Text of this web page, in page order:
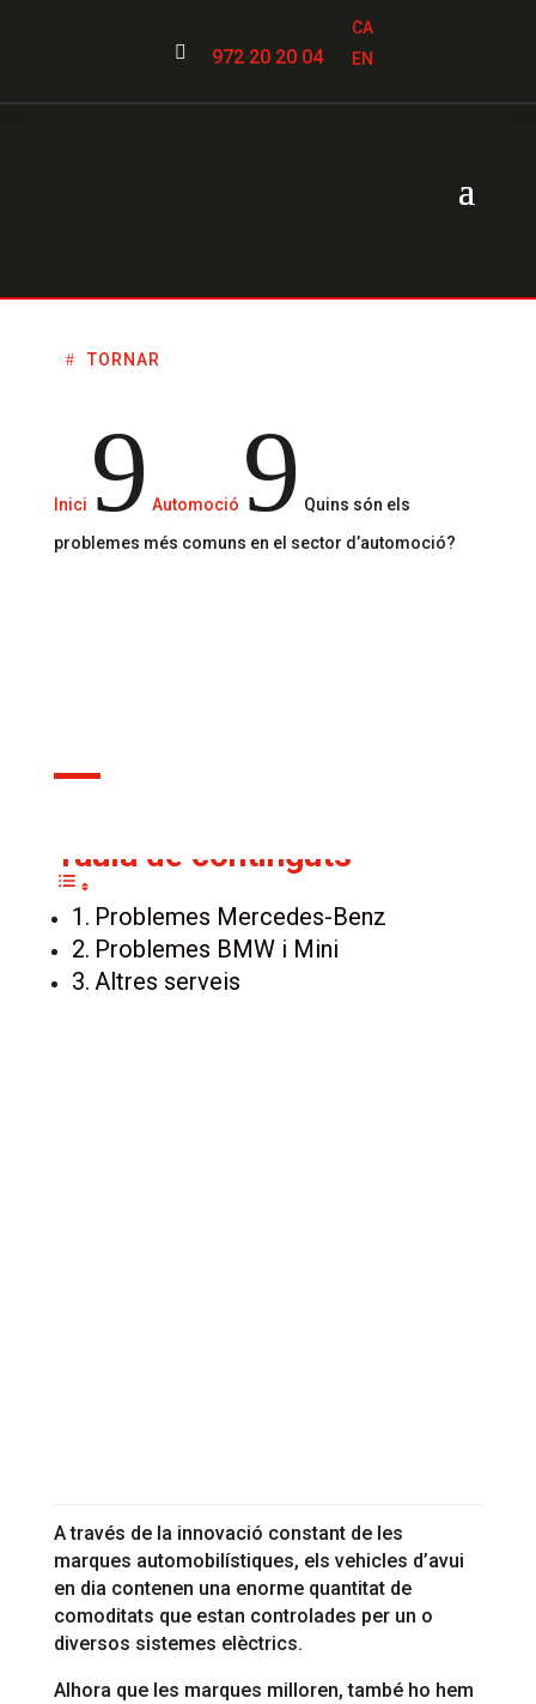
 972 20 20 04
CA
EN
TORNAR
Inici 9 Automoció 9 Quins són els
problemes més comuns en el sector d’automoció?
Taula de continguts
Problemes Mercedes-Benz
Problemes BMW i Mini
Altres serveis
A través de la innovació constant de les
marques automobilístiques, els vehicles d’avui
en dia contenen una enorme quantitat de
comoditats que estan controlades per un o
diversos sistemes elèctrics.
Alhora que les marques milloren, també ho hem